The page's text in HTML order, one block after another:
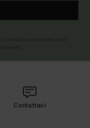
Contattaci